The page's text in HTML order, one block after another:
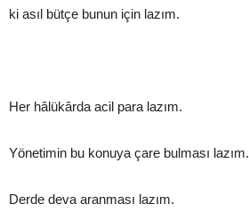
ki asıl bütçe bunun için lazım.
Her hâlükârda acil para lazım.
Yönetimin bu konuya çare bulması lazım.
Derde deva aranması lazım.